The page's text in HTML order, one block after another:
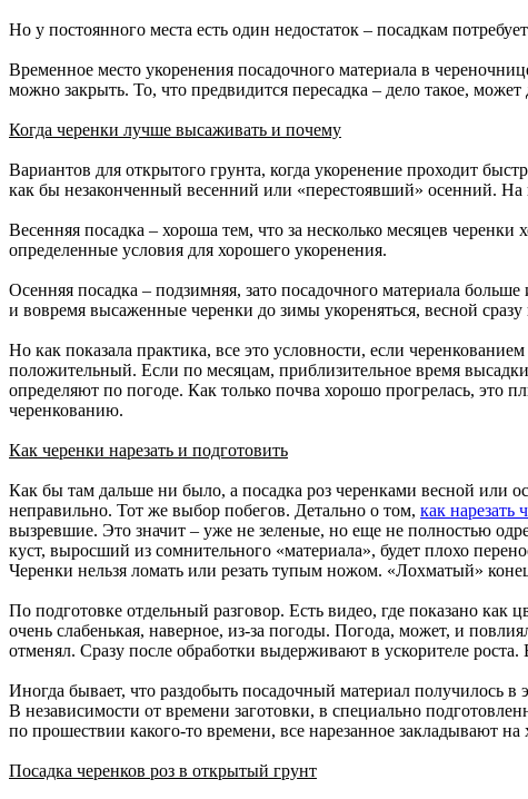
Но у постоянного места есть один недостаток – посадкам
Временное место укоренения посадочного материала в
можно закрыть. То, что предвидится пересадка – дело такое,
Когда черенки лучше высаживать и почему
Вариантов для открытого грунта, когда укоренение проходит
как бы незаконченный весенний или «перестоявший» осенний. На
Весенняя посадка – хороша тем, что за несколько месяцев
определенные условия для хорошего укоренения.
Осенняя посадка – подзимняя, зато посадочного материала
и вовремя высаженные черенки до зимы укореняться, весной сразу
Но как показала практика, все это условности, если
положительный. Если по месяцам, приблизительное время
определяют по погоде. Как только почва хорошо прогрелась, это
черенкованию.
Как черенки нарезать и подготовить
Как бы там дальше ни было, а посадка роз черенками весной или
неправильно. Тот же выбор побегов. Детально о том, как нарезать
вызревшие. Это значит – уже не зеленые, но еще не полностью
куст, выросший из сомнительного «материала», будет плохо
Черенки нельзя ломать или резать тупым ножом. «Лохматый»
По подготовке отдельный разговор. Есть видео, где показано как
очень слабенькая, наверное, из-за погоды. Погода, может, и
отменял. Сразу после обработки выдерживают в ускорителе
Иногда бывает, что раздобыть посадочный материал получилось
В независимости от времени заготовки, в специально
по прошествии какого-то времени, все нарезанное закладывают
Посадка черенков роз в открытый грунт